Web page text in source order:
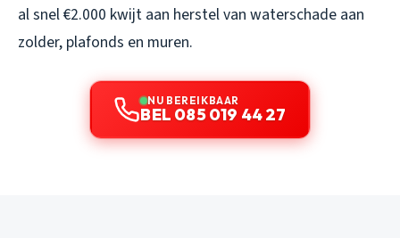
al snel €2.000 kwijt aan herstel van waterschade aan
zolder, plafonds en muren.
NU BEREIKBAAR
BEL 085 019 44 27